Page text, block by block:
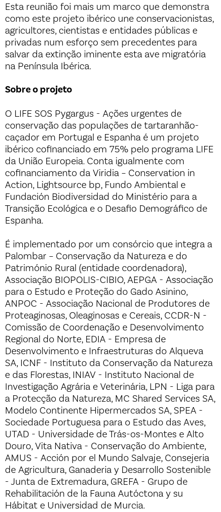
Esta reunião foi mais um marco que demonstra
como este projeto ibérico une conservacionistas,
agricultores, cientistas e entidades públicas e
privadas num esforço sem precedentes para
salvar da extinção iminente esta ave migratória
na Península Ibérica.
Sobre o projeto
O LIFE SOS Pygargus - Ações urgentes de
conservação das populações de tartaranhão-
caçador em Portugal e Espanha é um projeto
ibérico cofinanciado em 75% pelo programa LIFE
da União Europeia. Conta igualmente com
cofinanciamento da Viridia – Conservation in
Action, Lightsource bp, Fundo Ambiental e
Fundación Biodiversidad do Ministério para a
Transição Ecológica e o Desafio Demográfico de
Espanha.
É implementado por um consórcio que integra a
Palombar – Conservação da Natureza e do
Património Rural (entidade coordenadora),
Associação BIOPOLIS-CIBIO, AEPGA - Associação
para o Estudo e Proteção do Gado Asinino,
ANPOC - Associação Nacional de Produtores de
Proteaginosas, Oleaginosas e Cereais, CCDR-N -
Comissão de Coordenação e Desenvolvimento
Regional do Norte, EDIA - Empresa de
Desenvolvimento e Infraestruturas do Alqueva
SA, ICNF - Instituto da Conservação da Natureza
e das Florestas, INIAV - Instituto Nacional de
Investigação Agrária e Veterinária, LPN - Liga para
a Protecção da Natureza, MC Shared Services SA,
Modelo Continente Hipermercados SA, SPEA -
Sociedade Portuguesa para o Estudo das Aves,
UTAD - Universidade de Trás-os-Montes e Alto
Douro, Vita Nativa - Conservação do Ambiente,
AMUS - Acción por el Mundo Salvaje, Consejeria
de Agricultura, Ganaderia y Desarrollo Sostenible
- Junta de Extremadura, GREFA - Grupo de
Rehabilitación de la Fauna Autóctona y su
Hábitat e Universidad de Murcia.